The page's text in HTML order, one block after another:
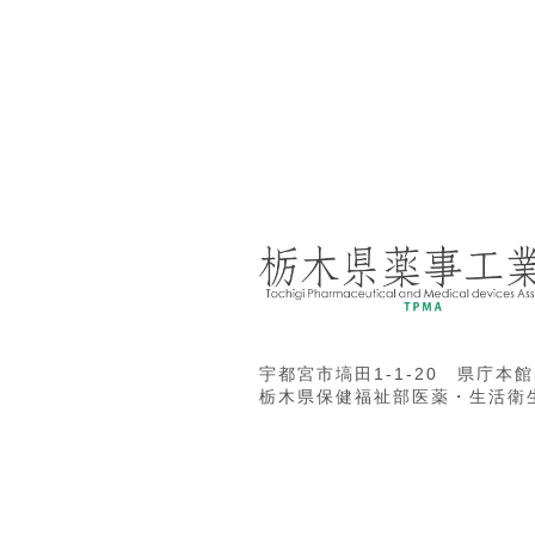
宇都宮市塙田1-1-20 県庁本
栃木県保健福祉部医薬・生活衛